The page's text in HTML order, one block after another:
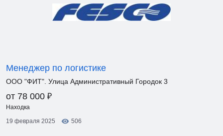
Менеджер по логистике
ООО "ФИТ". Улица Административный Городок 3
от 78 000 ₽
Находка
19 февраля 2025
506